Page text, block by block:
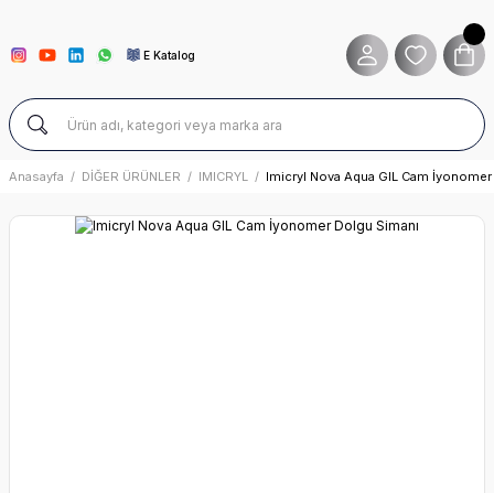
E Katalog
Anasayfa DİĞER ÜRÜNLER IMICRYL Imicryl Nova Aqua GIL Cam